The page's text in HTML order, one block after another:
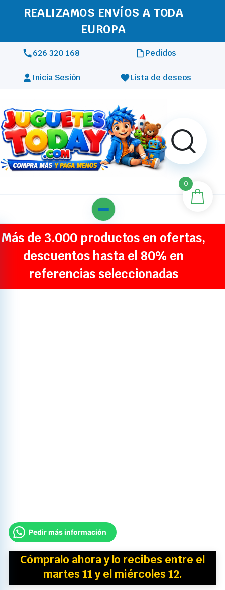
REALIZAMOS ENVÍOS A TODA
EUROPA
626 320 168 Pedidos
Inicia Sesión Lista de deseos
Más de 3.000 productos en ofertas,
descuentos hasta el 80% en
referencias seleccionadas
Pedir más información
Cómpralo ahora y lo recibes entre el
martes 11 y el miércoles 12.
0